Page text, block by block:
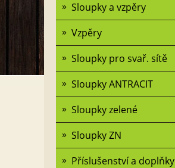
Sloupky a vzpěry
Vzpěry
Sloupky pro svař. sítě
Sloupky ANTRACIT
Sloupky zelené
Sloupky ZN
Příslušenství a doplňky